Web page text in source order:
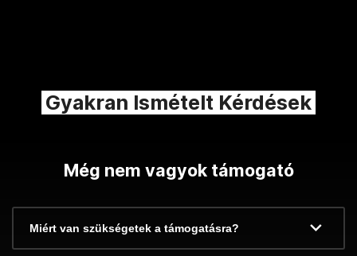
Gyakran Ismételt Kérdések
Még nem vagyok támogató
Miért van szükségetek a támogatásra?